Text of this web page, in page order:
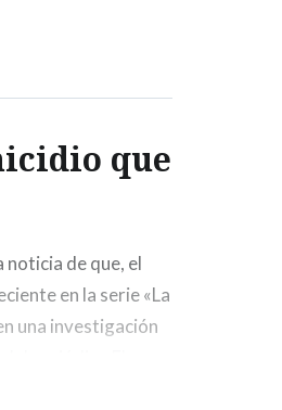
que
noticia de que, el
en la serie «La
una investigación